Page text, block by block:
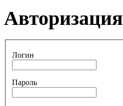
Авторизация
Логин
Пароль